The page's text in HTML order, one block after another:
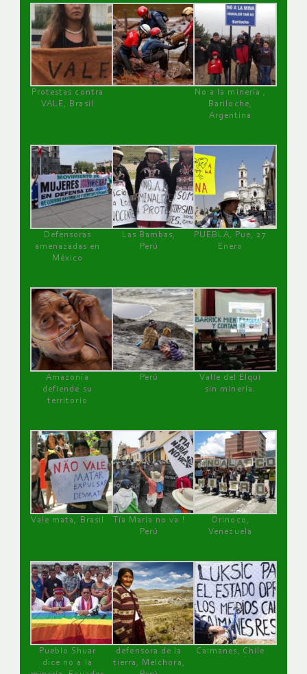
Protestas contra
VALE, Brasil
No a la minería ,
Bariloche,
Argentina
Defensoras
amenazadas en
México
Las Bambas,
Perú
PUEBLA, Pue, 27
Enero
Amazonía
defiende su
territorio
Perú
Valle del Elqui
sin minería.
Vale mata, Brasil
Tía María no va !
Perú
Orinoco,
Venezuela
Pueblo Shuar
dice no a la
defensora de la
tierra, Melchora,
Caimanes, Chile